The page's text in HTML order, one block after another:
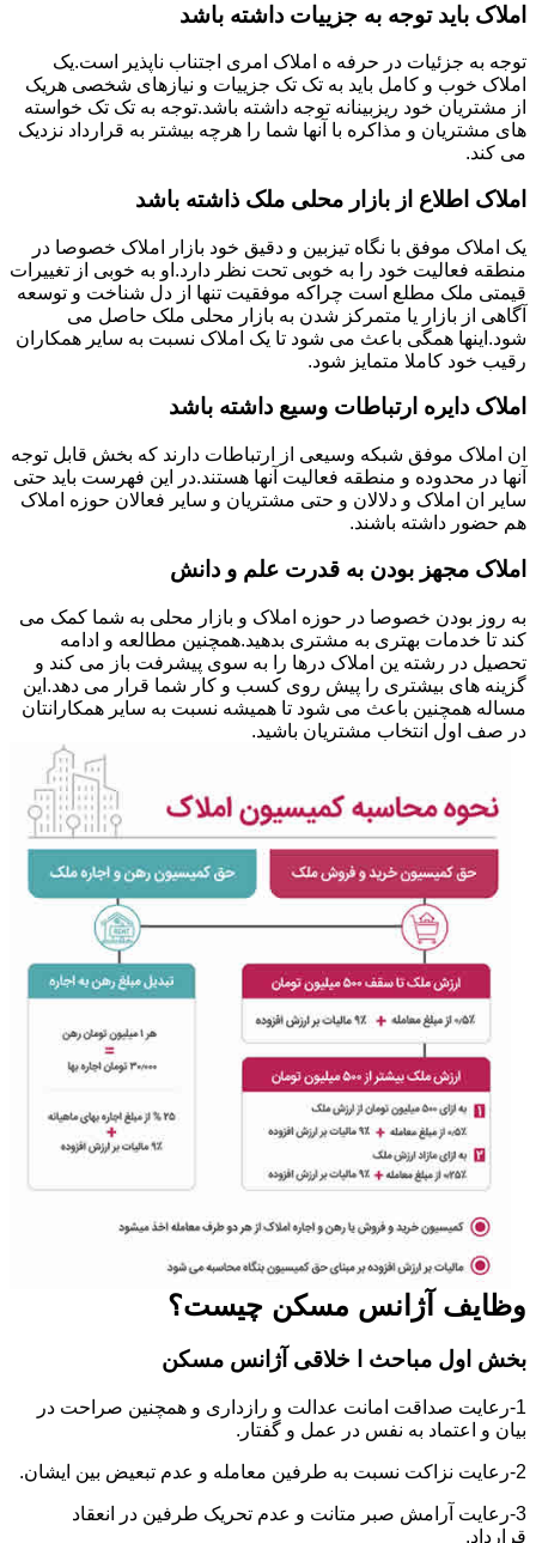
املاک باید توجه به جزییات داشته باشد
توجه به جزئیات در حرفه ه املاک امری اجتناب ناپذیر است.یک
املاک خوب و کامل باید به تک تک جزییات و نیازهای شخصی هریک
از مشتریان خود ریزبینانه توجه داشته باشد.توجه به تک تک خواسته
های مشتریان و مذاکره با آنها شما را هرچه بیشتر به قرارداد نزدیک
می کند.
املاک اطلاع از بازار محلی ملک ذاشته باشد
یک املاک موفق با نگاه تیزبین و دقیق خود بازار املاک خصوصا در
منطقه فعالیت خود را به خوبی تحت نظر دارد.او به خوبی از تغییرات
قیمتی ملک مطلع است چراکه موفقیت تنها از دل شناخت و توسعه
آگاهی از بازار یا متمرکز شدن به بازار محلی ملک حاصل می
شود.اینها همگی باعث می شود تا یک املاک نسبت به سایر همکاران
رقیب خود کاملا متمایز شود.
املاک دایره ارتباطات وسیع داشته باشد
ان املاک موفق شبکه وسیعی از ارتباطات دارند که بخش قابل توجه
آنها در محدوده و منطقه فعالیت آنها هستند.در این فهرست باید حتی
سایر ان املاک و دلالان و حتی مشتریان و سایر فعالان حوزه املاک
هم حضور داشته باشند.
املاک مجهز بودن به قدرت علم و دانش
به روز بودن خصوصا در حوزه املاک و بازار محلی به شما کمک می
کند تا خدمات بهتری به مشتری بدهید.همچنین مطالعه و ادامه
تحصیل در رشته ین املاک درها را به سوی پیشرفت باز می کند و
گزینه های بیشتری را پیش روی کسب و کار شما قرار می دهد.این
مساله همچنین باعث می شود تا همیشه نسبت به سایر همکارانتان
در صف اول انتخاب مشتریان باشید.
وظایف آژانس مسکن چیست؟
بخش اول مباحث ا خلاقی آژانس مسکن
1-رعایت صداقت امانت عدالت و رازداری و همچنین صراحت در
بیان و اعتماد به نفس در عمل و گفتار.
2-رعایت نزاکت نسبت به طرفین معامله و عدم تبعیض بین ایشان.
3-رعایت آرامش صبر متانت و عدم تحریک طرفین در انعقاد
قرارداد.